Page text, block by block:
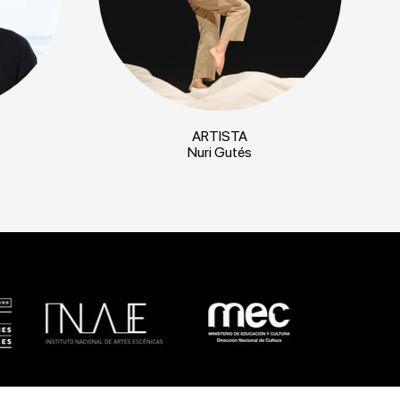
ARTISTA
Nuri Gutés